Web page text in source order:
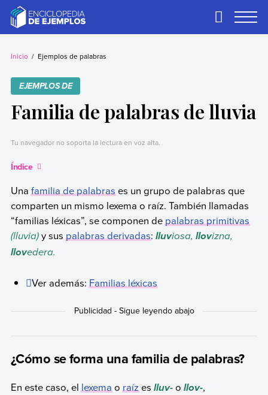
contentEjemplos
Necesitas ejemplos.
Primary
Inicio Ejemplos de palabras
EJEMPLOS DE
Familia de palabras de lluvia
Tu navegador no soporta la lectura en voz alta.
Índice
Unafamilia de palabrases un grupo de palabras que
comparten un mismo lexema o raíz. También llamadas
“familias léxicas”, se componen depalabras primitivas
(lluvia)y suspalabras derivadas: lluviosa, llovizna,
llovedera.
Ver además:Familias léxicas
¿Cómo se forma una familia de palabras?
En este caso, ellexemaoraízes lluv-o llov-,